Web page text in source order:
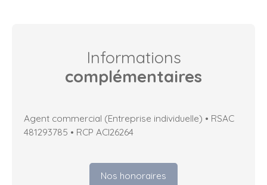
Informations
complémentaires
Agent commercial (Entreprise individuelle) • RSAC
481293785 • RCP ACI26264
Nos honoraires